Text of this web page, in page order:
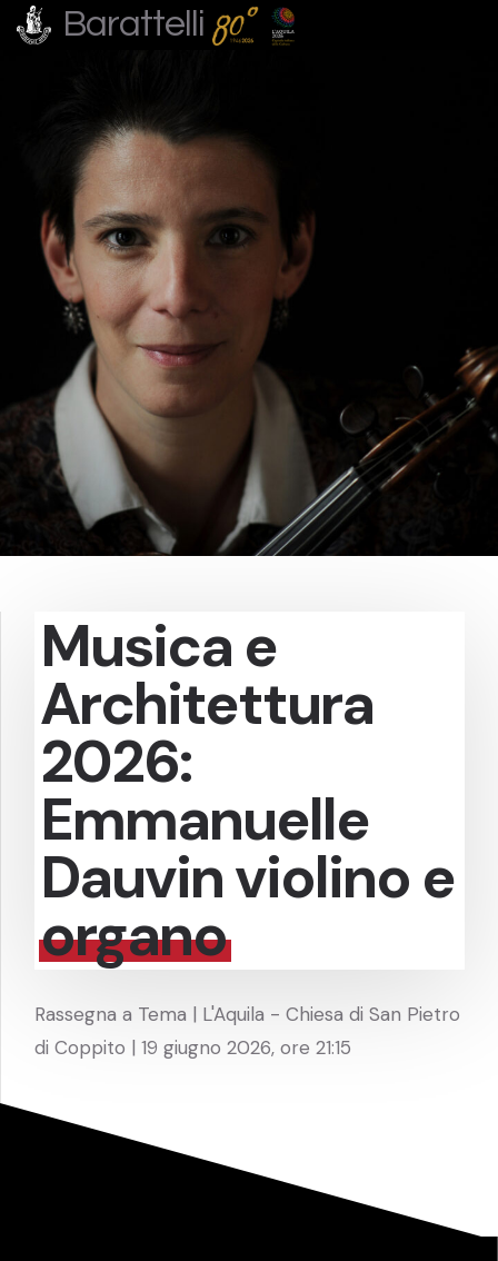
Barattelli
Musica e
Architettura
2026:
Emmanuelle
Dauvin violino e
organo
Rassegna a Tema | L'Aquila - Chiesa di San Pietro
di Coppito | 19 giugno 2026, ore 21:15